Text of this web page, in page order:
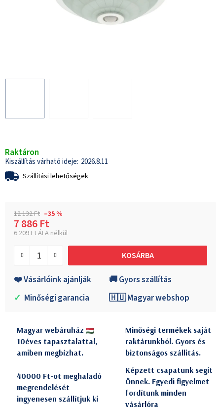
Raktáron
2026.8.11
Szállítási lehetőségek
12 132 Ft –35 %
7 886 Ft
6 209 Ft ÁFA nélkül
KOSÁRBA
❤️ Vásárlóink ajánlják
🚚 Gyors szállítás
✓ Minőségi garancia 🇭🇺 Magyar webshop
Magyar webáruház
10éves tapasztalattal,
amiben megbízhat.
Minőségi termékek saját
raktárunkból. Gyors és
biztonságos szállitás.
40000 Ft-ot meghaladó
megrendelését
ingyenesen szállítjuk ki
Képzett csapatunk segít
Önnek. Egyedi figyelmet
fordítunk minden
vásárlóra